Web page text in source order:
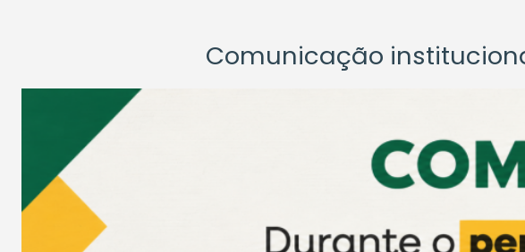
Comunicação